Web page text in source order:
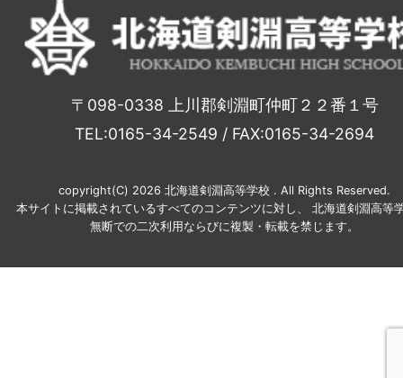
〒098-0338 上川郡剣淵町仲町２２番１号
TEL:0165-34-2549 / FAX:0165-34-2694
copyright(C) 2026 北海道剣淵高等学校 . All Rights Reserved.
本サイトに掲載されているすべてのコンテンツに対し、 北海道剣淵高等
無断での二次利用ならびに複製・転載を禁じます。